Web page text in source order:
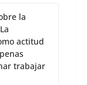
la
actitud
trabajar